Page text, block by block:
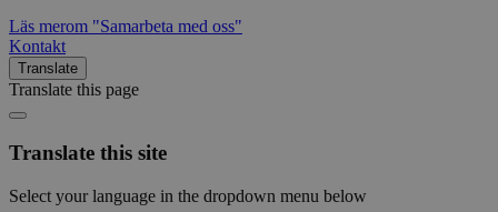
Läs merom "Samarbeta med oss"
Kontakt
Translate
Translate this page
Translate this site
Select your language in the dropdown menu below